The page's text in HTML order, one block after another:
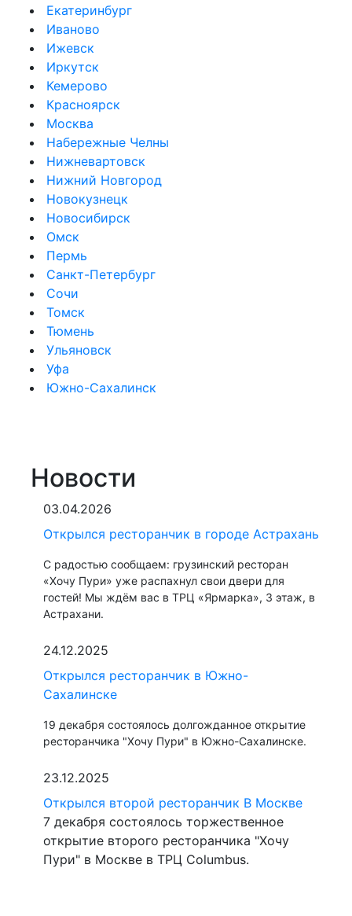
Екатеринбург
Иваново
Ижевск
Иркутск
Кемерово
Красноярск
Москва
Набережные Челны
Нижневартовск
Нижний Новгород
Новокузнецк
Новосибирск
Омск
Пермь
Санкт-Петербург
Сочи
Томск
Тюмень
Ульяновск
Уфа
Южно-Сахалинск
Новости
03.04.2026
Открылся ресторанчик в городе Астрахань
С радостью сообщаем: грузинский ресторан
«Хочу Пури» уже распахнул свои двери для
гостей! Мы ждём вас в ТРЦ «Ярмарка», 3 этаж, в
Астрахани.
24.12.2025
Открылся ресторанчик в Южно-
Сахалинске
19 декабря состоялось долгожданное открытие
ресторанчика "Хочу Пури" в Южно-Сахалинске.
23.12.2025
Открылся второй ресторанчик В Москве
7 декабря состоялось торжественное
открытие второго ресторанчика "Хочу
Пури" в Москве в ТРЦ Columbus.